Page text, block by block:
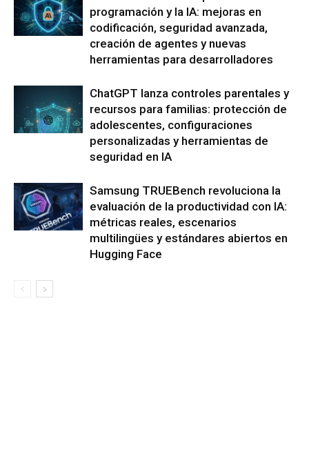
programación y la IA: mejoras en
codificación, seguridad avanzada,
creación de agentes y nuevas
herramientas para desarrolladores
ChatGPT lanza controles parentales y
recursos para familias: protección de
adolescentes, configuraciones
personalizadas y herramientas de
seguridad en IA
Samsung TRUEBench revoluciona la
evaluación de la productividad con IA:
métricas reales, escenarios
multilingües y estándares abiertos en
Hugging Face